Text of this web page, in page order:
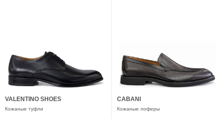
VALENTINO SHOES
Кожаные туфли
CABANI
Кожаные лоферы